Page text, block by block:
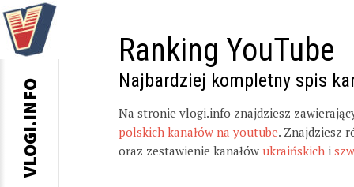
Ranking YouTube
Najbardziej kompletny spis
Na stronie vlogi.info znajdziesz
polskich kanałów na youtube. Znajdziesz
oraz zestawienie kanałów ukraińskich i
VLOGI.INFO